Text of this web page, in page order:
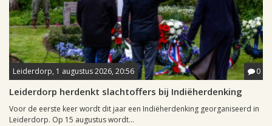
Leiderdorp, 1 augustus 2026, 20:56 0
Leiderdorp herdenkt slachtoffers bij Indiëherdenking
Voor de eerste keer wordt dit jaar een Indiëherdenking georganiseerd in
Leiderdorp. Op 15 augustus wordt...